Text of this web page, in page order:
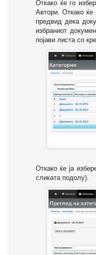
Откако ќе го
Автори. Откако ќе
предвид дека
избраниот
појави листа со
Откако ќе ја
сликата подолу).